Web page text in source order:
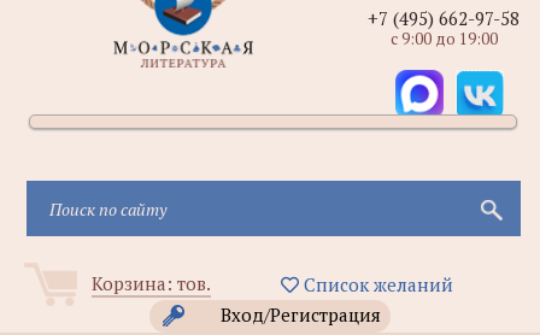
Корзина: тов.
Список желаний
Вход/Регистрация
+7 (495) 662-97-58
с 9:00 до 19:00